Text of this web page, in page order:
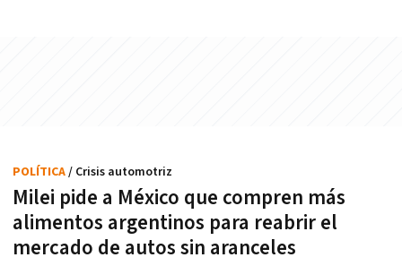
Milei pide a México que compren más
alimentos argentinos para reabrir el
mercado de autos sin aranceles
POLÍTICA/ Crisis automotriz